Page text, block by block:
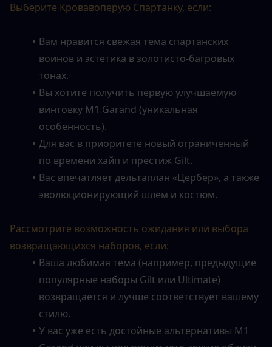
Выберите Кровавоперую Спартанку, если:
Вам нравится свежая тема спартанских
воинов и эстетика в золотисто-багровых
тонах.
Вы хотите получить первую улучшаемую
винтовку M1 Garand (уникальная
особенность).
Для вас в приоритете новый ограниченный
по времени хайп и престиж Gilt.
Вас впечатляет дельтаплан «Цербер», а также
эволюционирующий шлем и костюм.
Рассмотрите возможность ожидания или выбора
возвращающихся наборов, если:
Ваша любимая тема (например, предыдущие
популярные наборы Gilt или Ultimate)
возвращается и лучше соответствует вашему
стилю.
У вас уже есть достойные альтернативы M1